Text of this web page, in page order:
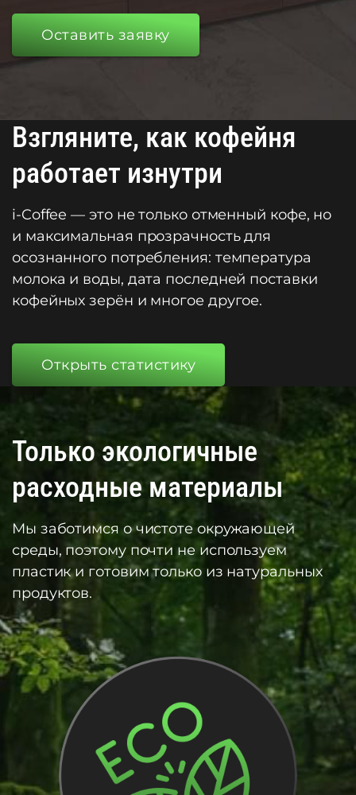
Оставить заявку
Взгляните, как кофейня
работает изнутри
i-Coffee — это не только отменный кофе, но
и максимальная прозрачность для
осознанного потребления: температура
молока и воды, дата последней поставки
кофейных зерён и многое другое.
Открыть статистику
Только экологичные
расходные материалы
Мы заботимся о чистоте окружающей
среды, поэтому почти не используем
пластик и готовим только из натуральных
продуктов.